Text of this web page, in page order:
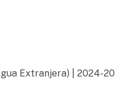
Extranjera) | 2024-20